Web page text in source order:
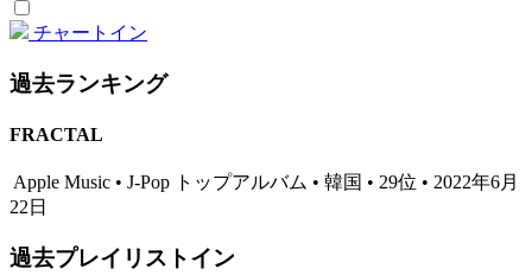
チャートイン
過去ランキング
FRACTAL
Apple Music • J-Pop トップアルバム • 韓国 • 29位 • 2022年6月
22日
過去プレイリストイン